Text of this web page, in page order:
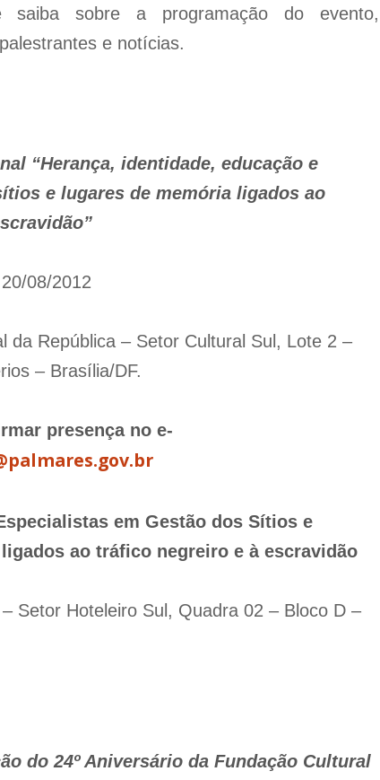
saiba sobre a programação do evento,
e notícias.
“Herança, identidade, educação e
e lugares de memória ligados ao
08/2012
da República – Setor Cultural Sul, Lote 2 –
– Brasília/DF.
presença no e-
em Gestão dos Sítios e
ao tráfico negreiro e à escravidão
Setor Hoteleiro Sul, Quadra 02 – Bloco D –
do 24º Aniversário da Fundação Cultural